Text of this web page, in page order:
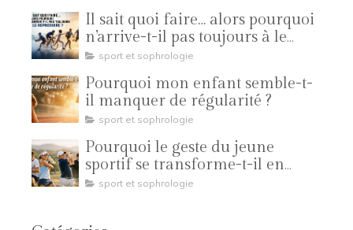
Il sait quoi faire… alors pourquoi
n’arrive-t-il pas toujours à le
reproduire ?
sport et sophrologie
Pourquoi mon enfant semble-t-
il manquer de régularité ?
sport et sophrologie
Pourquoi le geste du jeune
sportif se transforme-t-il en
compétition ?
sport et sophrologie